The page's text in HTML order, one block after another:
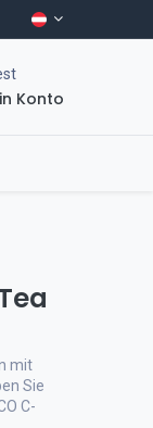
Konto
mit
Sie
C-